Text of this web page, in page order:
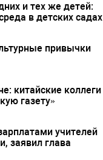
и тех же детей:
в детских садах
привычки
китайские коллеги
газету»
учителей
заявил глава